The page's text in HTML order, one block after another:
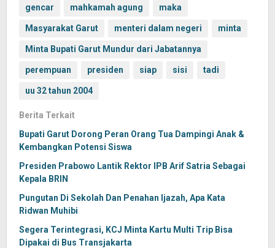
gencar mahkamah agung maka
Masyarakat Garut menteri dalam negeri minta
Minta Bupati Garut Mundur dari Jabatannya
perempuan presiden siap sisi tadi
uu 32 tahun 2004
Berita Terkait
Bupati Garut Dorong Peran Orang Tua Dampingi Anak &
Kembangkan Potensi Siswa
Presiden Prabowo Lantik Rektor IPB Arif Satria Sebagai
Kepala BRIN
Pungutan Di Sekolah Dan Penahan Ijazah, Apa Kata
Ridwan Muhibi
Segera Terintegrasi, KCJ Minta Kartu Multi Trip Bisa
Dipakai di Bus Transjakarta